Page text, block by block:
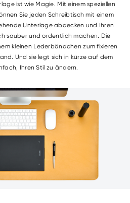
ist wie Magie. Mit einem speziellen
Sie jeden Schreibtisch mit einem
Unterlage abdecken und Ihren
sauber und ordentlich machen. Die
kleinen Lederbändchen zum fixieren
Und sie legt sich in kürze auf dem
Ihren Stil zu ändern.